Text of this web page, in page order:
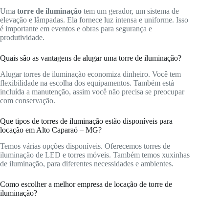
Uma torre de iluminação tem um gerador, um sistema de
elevação e lâmpadas. Ela fornece luz intensa e uniforme. Isso
é importante em eventos e obras para segurança e
produtividade.
Quais são as vantagens de alugar uma torre de iluminação?
Alugar torres de iluminação economiza dinheiro. Você tem
flexibilidade na escolha dos equipamentos. Também está
incluída a manutenção, assim você não precisa se preocupar
com conservação.
Que tipos de torres de iluminação estão disponíveis para
locação em Alto Caparaó – MG?
Temos várias opções disponíveis. Oferecemos torres de
iluminação de LED e torres móveis. Também temos xuxinhas
de iluminação, para diferentes necessidades e ambientes.
Como escolher a melhor empresa de locação de torre de
iluminação?